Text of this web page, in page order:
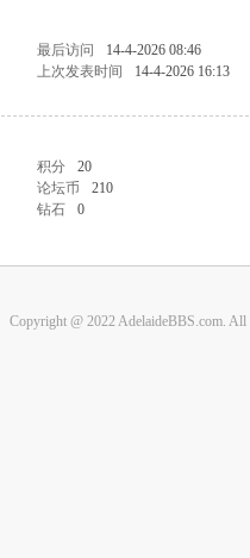
最后访问
14-4-2026 08:46
上次发表时间
14-4-2026 16:13
积分
20
论坛币
210
钻石
0
Copyright @ 2022 AdelaideBBS.com. All